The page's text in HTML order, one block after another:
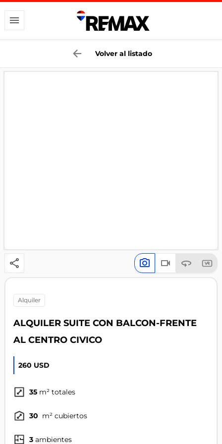
Volver al listado
alquiler
ALQUILER SUITE CON BALCON-FRENTE
AL CENTRO CIVICO
260 USD
35 m² totales
30 m² cubiertos
3 ambientes